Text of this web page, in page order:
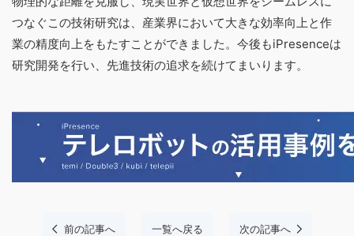
つなぐこの技術研究は、産業界において大きな効率向上と作
業の精度向上をもたすことができました。今後もiPresenceは
研究開発を行い、先進技術の追求を続けてまいります。
前の記事へ 一覧へ戻る 次の記事へ